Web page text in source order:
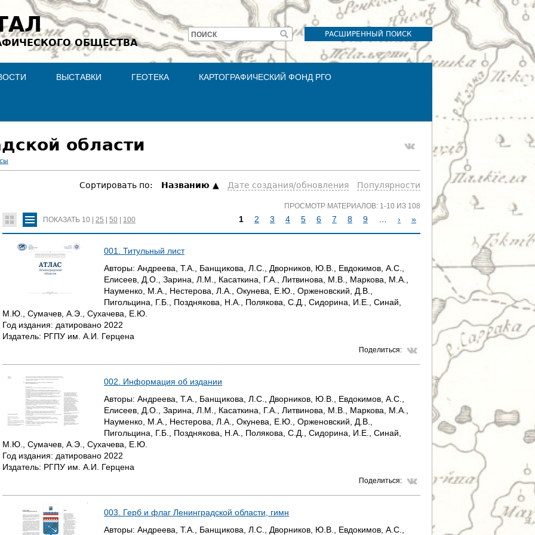
Jump to navigation
ОБЩЕСТВА
РАСШИРЕННЫЙ ПОИСК
Форма
поиска
ПОИСК
ВЫСТАВКИ ГЕОТЕКА КАРТОГРАФИЧЕСКИЙ ФОНД РГО
области
Сортировать по: Hазванию Дате создания/обновления Популярности
ПОКАЗАТЬ 10 25 50 100
ПРОСМОТР МАТЕРИАЛОВ: 1-10 ИЗ 108
С
Р
А
Ы
1 2 3 4 5 6 7 8 9 › »
001. Титульный лист
Авторы: Андреева, Т.А., Банщикова, Л.С., Дворников, Ю.В., Евдокимов, А.С.,
Елисеев, Д.О., Зарина, Л.М., Касаткина, Г.А., Литвинова, М.В., Маркова, М.А.,
Науменко, М.А., Нестерова, Л.А., Окунева, Е.Ю., Орженовский, Д.В.,
Пигольцина, Г.Б., Позднякова, Н.А., Полякова, С.Д., Сидорина, И.Е., Синай,
М.Ю., Сумачев, А.Э., Сухачева, Е.Ю.
Год издания: датировано 2022
Издатель: РГПУ им. А.И. Герцена
Поделиться:
002. Информация об издании
Авторы: Андреева, Т.А., Банщикова, Л.С., Дворников, Ю.В., Евдокимов, А.С.,
Елисеев, Д.О., Зарина, Л.М., Касаткина, Г.А., Литвинова, М.В., Маркова, М.А.,
Науменко, М.А., Нестерова, Л.А., Окунева, Е.Ю., Орженовский, Д.В.,
Пигольцина, Г.Б., Позднякова, Н.А., Полякова, С.Д., Сидорина, И.Е., Синай,
М.Ю., Сумачев, А.Э., Сухачева, Е.Ю.
Год издания: датировано 2022
Издатель: РГПУ им. А.И. Герцена
Поделиться:
003. Герб и флаг Ленинградской области, гимн
Авторы: Андреева, Т.А., Банщикова, Л.С., Дворников, Ю.В., Евдокимов, А.С.,